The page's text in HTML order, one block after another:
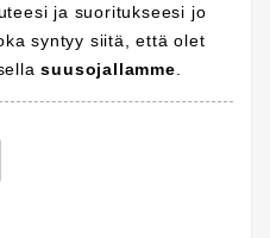
ja suoritukseesi jo
syntyy siitä, että olet
suusojallamme